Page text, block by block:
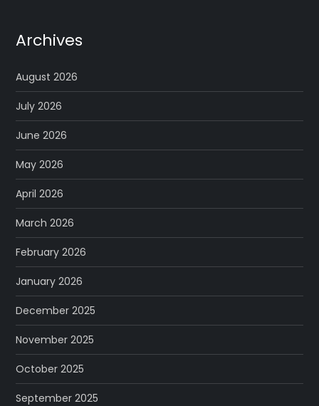
Archives
August 2026
July 2026
June 2026
May 2026
April 2026
March 2026
February 2026
January 2026
December 2025
November 2025
October 2025
September 2025